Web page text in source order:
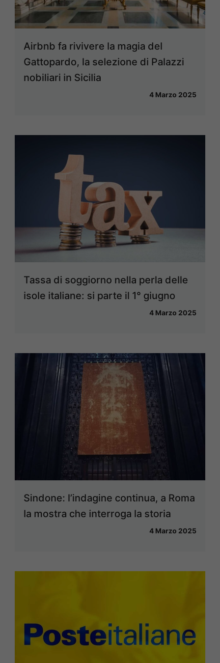
Airbnb fa rivivere la magia del
Gattopardo, la selezione di Palazzi
nobiliari in Sicilia
4 Marzo 2025
Tassa di soggiorno nella perla delle
isole italiane: si parte il 1° giugno
4 Marzo 2025
Sindone: l’indagine continua, a Roma
la mostra che interroga la storia
4 Marzo 2025